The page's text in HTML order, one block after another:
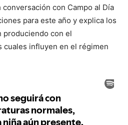
con Campo al Día
para este año y explica los
produciendo con el
cuales influyen en el régimen